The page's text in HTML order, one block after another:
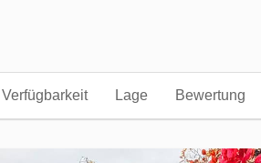
Verfügbarkeit Lage Bewertung